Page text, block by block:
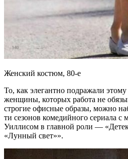
Женский костюм, 80-е
То, как элегантно подражали
женщины, которых работа не
строгие офисные образы, можно
ти сезонов комедийного сериала
Уиллисом в главной роли —
«Лунный свет»».